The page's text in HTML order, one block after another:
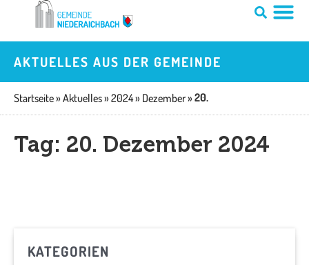
springen
AKTUELLES AUS DER GEMEINDE
Startseite»Aktuelles»2024» Dezember»20.
Tag: 20. Dezember 2024
KATEGORIEN